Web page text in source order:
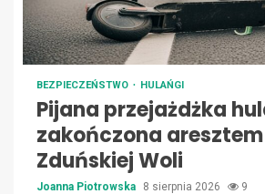
BEZPIECZEŃSTWO HULAŃGI
Pijana przejażdżka
zakończona
Zduńskiej Woli
Joanna Piotrowska 8 sierpnia 2026 9